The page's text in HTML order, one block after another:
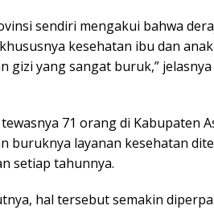
sendiri mengakui bahwa
kesehatan ibu dan
gizi yang sangat buruk,”
71 orang di Kabupaten
buruknya layanan kesehatan
setiap tahunnya.
hal tersebut semakin